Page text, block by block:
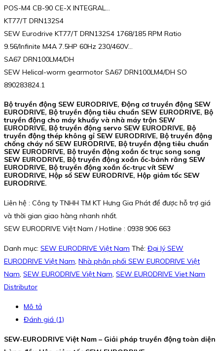
POS-M4 CB-90 CE-X INTEGRAL…
KT77/T DRN132S4
SEW Eurodrive KT77/T DRN132S4 1768/185 RPM Ratio
9.56/Infinite M4A 7.5HP 60Hz 230/460V…
SA67 DRN100LM4/DH
SEW Helical-worm gearmotor SA67 DRN100LM4/DH SO
890283824.1
Bộ truyền động SEW EURODRIVE, Động cơ truyền động SEW
EURODRIVE, Bộ truyền động tiêu chuẩn SEW EURODRIVE, Bộ
truyền động cho máy khuấy và nhà máy trộn SEW
EURODRIVE, Bộ truyền động servo SEW EURODRIVE, Bộ
truyền động thép không gỉ SEW EURODRIVE, Bộ truyền động
chống cháy nổ SEW EURODRIVE, Bộ truyền động tiêu chuẩn
SEW EURODRIVE, Bộ truyền động xoắn ốc trục song song
SEW EURODRIVE, Bộ truyền động xoắn ốc-bánh răng SEW
EURODRIVE, Bộ truyền động xoắn ốc-trục vít SEW
EURODRIVE, Hộp số SEW EURODRIVE, Hộp giảm tốc SEW
EURODRIVE.
Liên hệ : Công ty TNHH TM KT Hưng Gia Phát để được hỗ trợ giá
và thời gian giao hàng nhanh nhất.
SEW EURODRIVE Việt Nam / Hotline : 0938 906 663
Danh mục: SEW EURODRIVE Việt Nam Thẻ: Đại lý SEW
EURODRIVE Việt Nam, Nhà phân phối SEW EURODRIVE Việt
Nam, SEW EURODRIVE Việt Nam, SEW EURODRIVE Viet Nam
Distributor
Mô tả
Đánh giá (1)
SEW-EURODRIVE Việt Nam – Giải pháp truyền động toàn diện